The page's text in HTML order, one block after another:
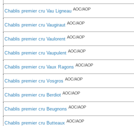
Chablis premier cru Vau Ligneau AOC/AOP
Chablis premier cru Vaugiraut AOC/AOP
Chablis premier cru Vaulorent AOC/AOP
Chablis premier cru Vaupulent AOC/AOP
Chablis premier cru Vaux Ragons AOC/AOP
Chablis premier cru Vosgros AOC/AOP
Chablis premier cru Berdiot AOC/AOP
Chablis premier cru Beugnons AOC/AOP
Chablis premier cru Butteaux AOC/AOP